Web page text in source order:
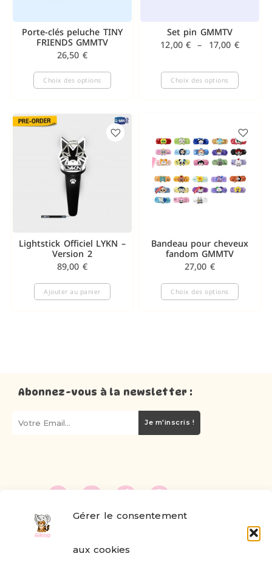
Gérer le consentement
aux cookies
Porte-clés peluche TINY
FRIENDS GMMTV
26,50 €
Choix des options
Set pin GMMTV
12,00€ – 17,00 €
Choix des options
Lightstick Officiel LYKN –
Version 2
89,00 €
Ajouter au panier
Bandeau pour cheveux
fandom GMMTV
27,00 €
Choix des options
Abonnez-vous à la newsletter :
Je m'inscris !